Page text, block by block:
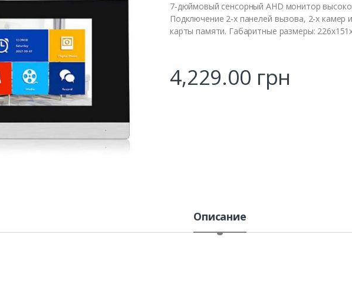
7-дюймовый сенсорный AHD монитор
Подключение 2-х панелей вызова, 2-х
карты памяти. Габаритные размеры:
4,229.00 грн
Описание